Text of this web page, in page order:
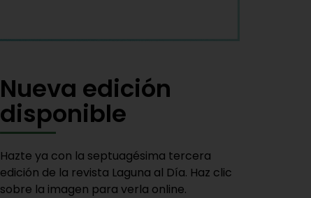
Nueva edición
disponible
Hazte ya con la septuagésima tercera
edición de la revista Laguna al Día. Haz clic
sobre la imagen para verla online.